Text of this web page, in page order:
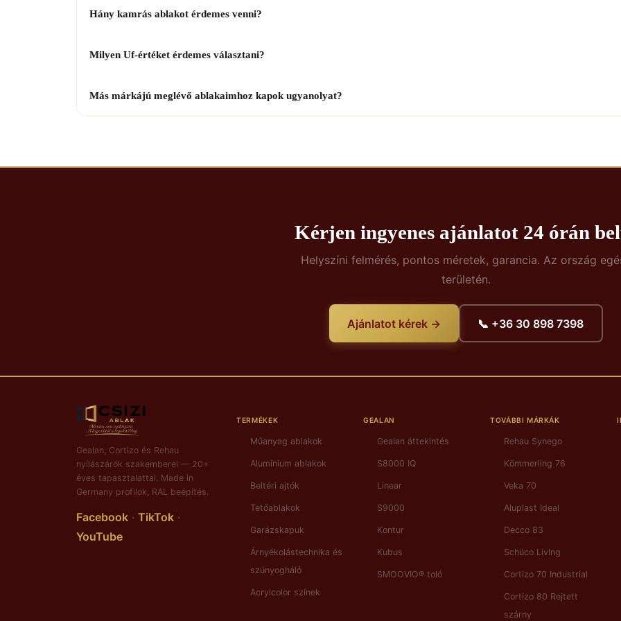
Hány kamrás ablakot érdemes venni?
Milyen Uf-értéket érdemes választani?
Más márkájú meglévő ablakaimhoz kapok ugyanolyat?
Kérjen ingyenes ajánlatot 24 órán
Helyszíni felmérés, pontos méretek, garancia. Az ország
területén.
Ajánlatot kérek → 📞 +36 30 898 7398
Gealan, Cortizo és Rehau
nyílászárók szakemberei — 20+
éves tapasztalattal. Made in
Germany profilok, RAL beépítés.
Facebook · TikTok ·
YouTube
TERMÉKEK
Műanyag ablakok
Alumínium ablakok
Beltéri ajtók
Tetőablakok
Garázskapuk
Árnyékolástechnika és
szúnyogháló
Acrylcolor színek
GEALAN
Gealan áttekintés
S8000 IQ
Linear
S9000
Kontur
Kubus
SMOOVIO® toló
TOVÁBBI MÁRKÁK
Rehau Synego
Kömmerling 76
Veka 70
Aluplast Ideal
Decco 83
Schüco LivIng
Cortizo 70 Industrial
Cortizo 80 Rejtett
szárny